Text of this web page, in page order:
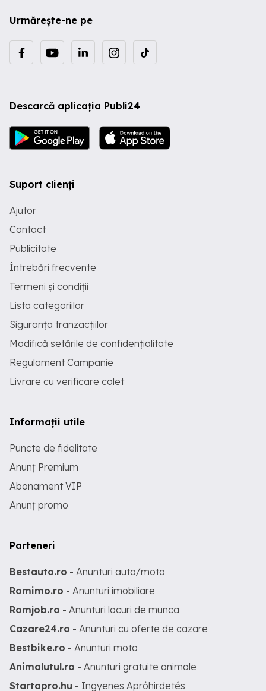
Urmărește-ne pe
Descarcă aplicația Publi24
Suport clienți
Ajutor
Contact
Publicitate
Întrebări frecvente
Termeni și condiții
Lista categoriilor
Siguranța tranzacțiilor
Modifică setările de confidențialitate
Regulament Campanie
Livrare cu verificare colet
Informații utile
Puncte de fidelitate
Anunț Premium
Abonament VIP
Anunț promo
Parteneri
Bestauto.ro - Anunturi auto/moto
Romimo.ro - Anunturi imobiliare
Romjob.ro - Anunturi locuri de munca
Cazare24.ro - Anunturi cu oferte de cazare
Bestbike.ro - Anunturi moto
Animalutul.ro - Anunturi gratuite animale
Startapro.hu - Ingyenes Apróhirdetés